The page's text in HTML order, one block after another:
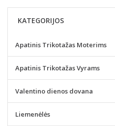
KATEGORIJOS
Apatinis Trikotažas Moterims
Apatinis Trikotažas Vyrams
Valentino dienos dovana
Liemenėlės